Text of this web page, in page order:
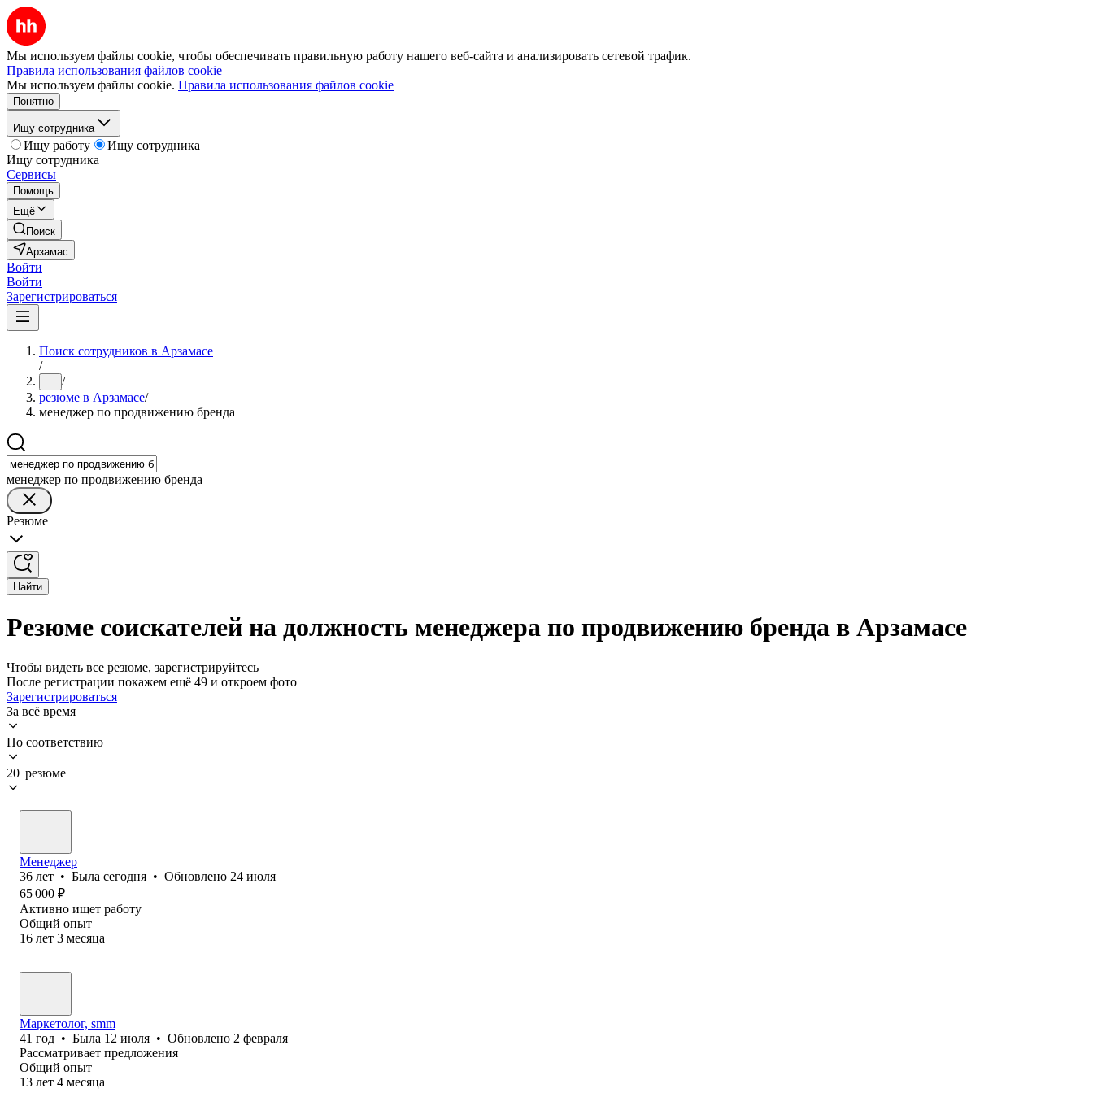
Мы используем файлы cookie, чтобы обеспечивать правильную работу нашего веб-сайта и анализировать сетевой трафик.
Правила использования файлов cookie
Мы используем файлы cookie. Правила использования файлов cookie
Понятно
Ищу сотрудника
Ищу работу
Ищу сотрудника
Ищу сотрудника
Сервисы
Помощь
Ещё
Поиск
Арзамас
Войти
Войти
Зарегистрироваться
Поиск сотрудников в Арзамасе
/
... /
резюме в Арзамасе/
менеджер по продвижению бренда
менеджер по продвижению бренда
Резюме
Найти
Резюме соискателей на должность менеджера по продвижению бренда в Арзамасе
Чтобы видеть все резюме, зарегистрируйтесь
После регистрации покажем ещё 49 и откроем фото
Зарегистрироваться
За всё время
По соответствию
20 резюме
Менеджер
36 лет • Была сегодня • Обновлено 24 июля
65 000 ₽
Активно ищет работу
Общий опыт
16 лет 3 месяца
Маркетолог, smm
41 год • Была 12 июля • Обновлено 2 февраля
Рассматривает предложения
Общий опыт
13 лет 4 месяца